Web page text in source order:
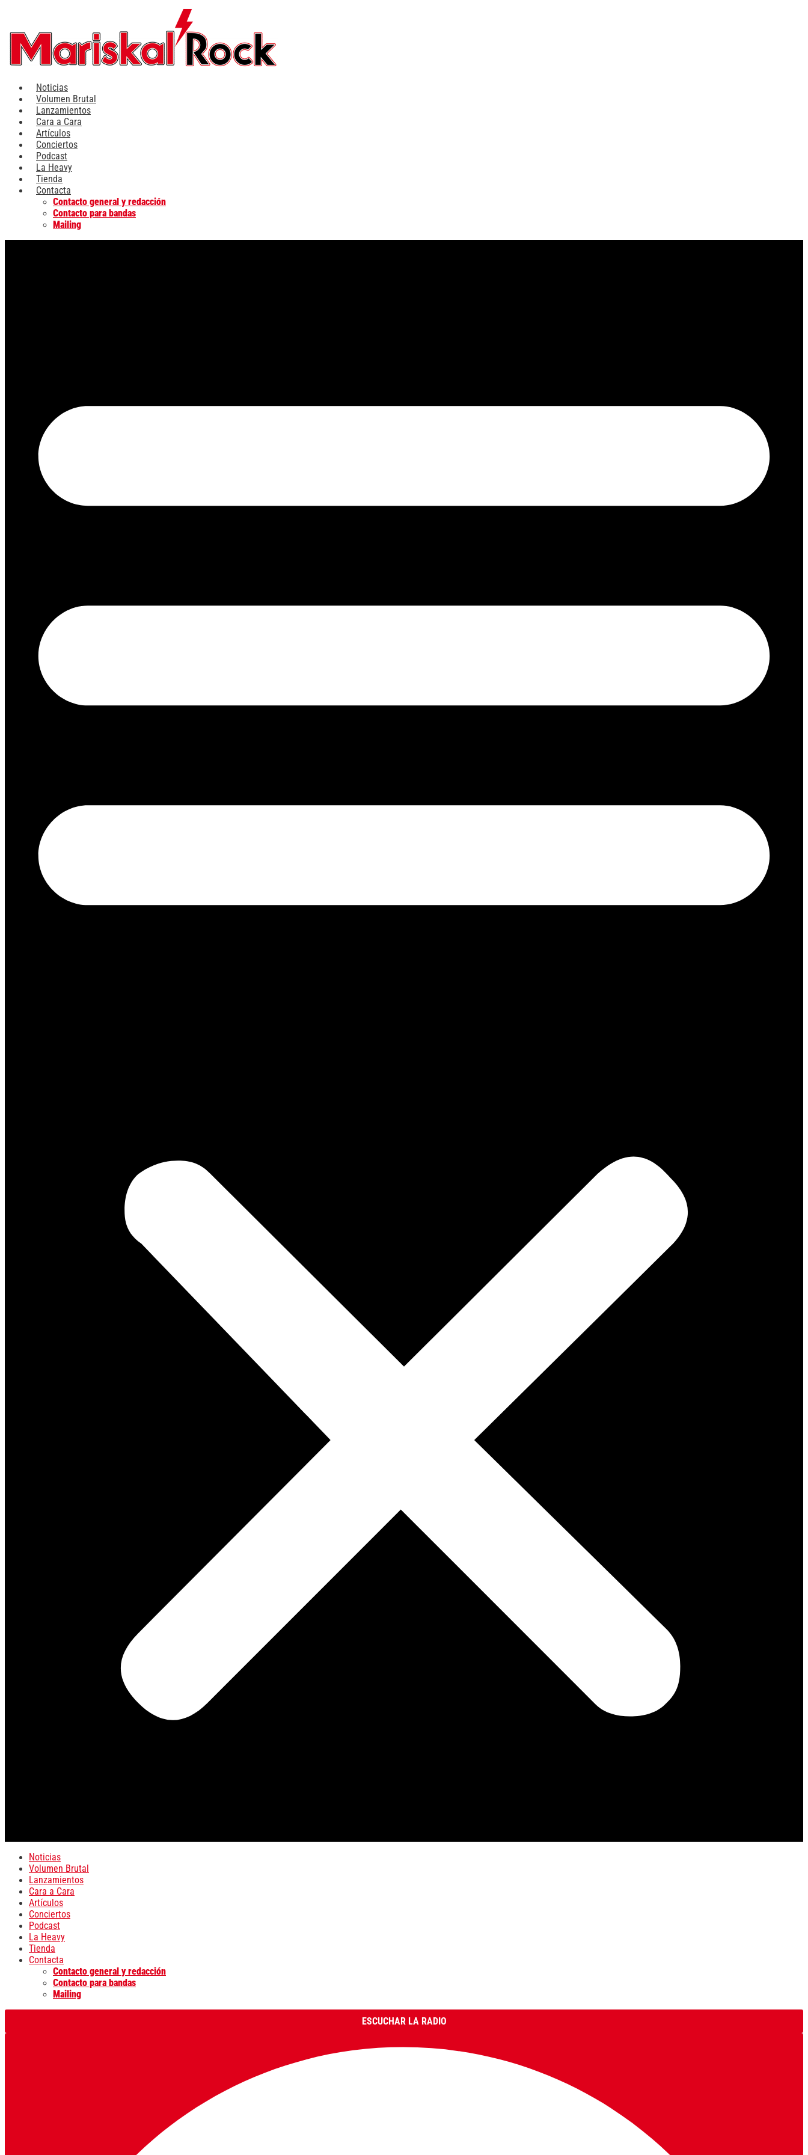
contenido
Noticias
Volumen Brutal
Lanzamientos
Cara a Cara
Artículos
Conciertos
Podcast
La Heavy
Tienda
Contacta
Contacto general y redacción
Contacto para bandas
Mailing
Noticias
Volumen Brutal
Lanzamientos
Cara a Cara
Artículos
Conciertos
Podcast
La Heavy
Tienda
Contacta
Contacto general y redacción
Contacto para bandas
Mailing
ESCUCHAR LA RADIO